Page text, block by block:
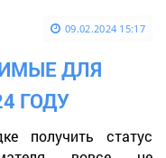
09.02.2024 15:17
ДЛЯ
ГОДУ
получить статус